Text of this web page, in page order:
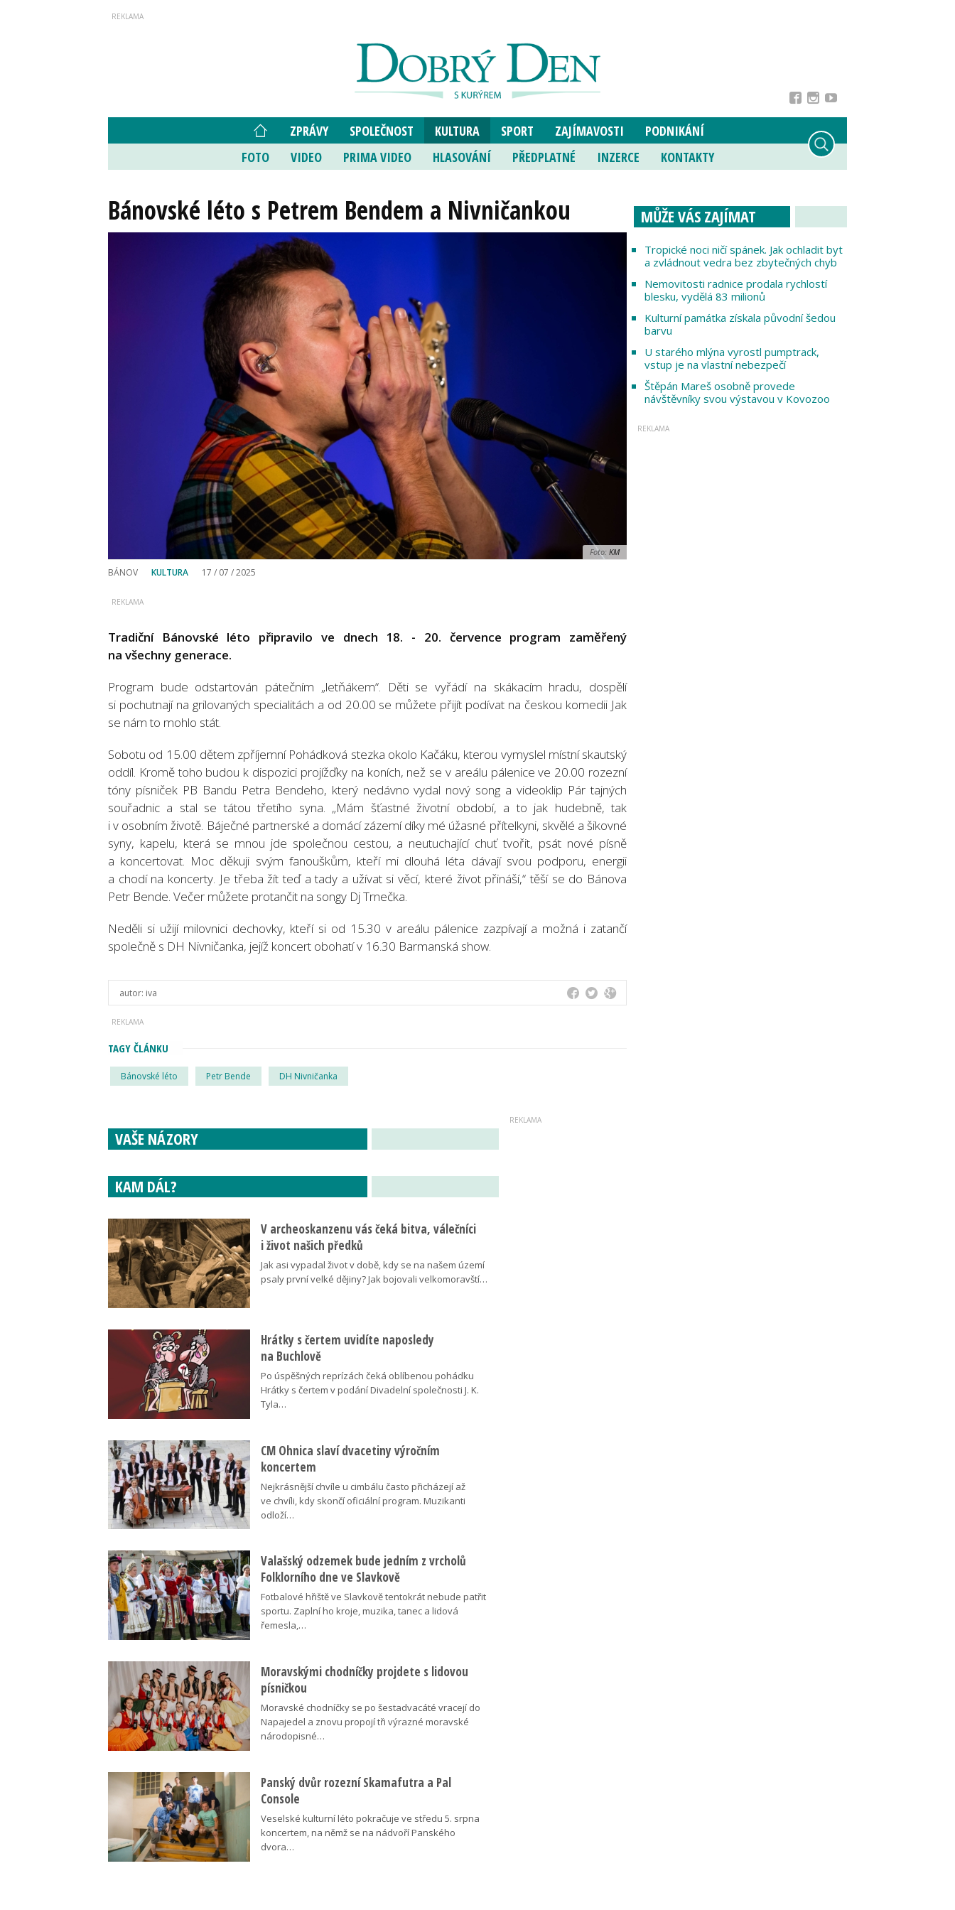
ZPRÁVY SPOLEČNOST KULTURA SPORT ZAJÍMAVOSTI
PODNIKÁNÍ
FOTO
VIDEO PRIMA VIDEO HLASOVÁNÍ PŘEDPLATNÉ INZERCE KONTAKTY
Bánovské léto s Petrem Bendem a Nivničankou
Foto: KM
BÁNOV KULTURA 17 / 07 / 2025
Tradiční Bánovské léto připravilo ve dnech 18. - 20. července program zaměřený
na všechny generace.
Program bude odstartován pátečním „letňákem“. Děti se vyřádí na skákacím hradu, dospělí
si pochutnají na grilovaných specialitách a od 20.00 se můžete přijít podívat na českou komedii Jak
se nám to mohlo stát.
Sobotu od 15.00 dětem zpříjemní Pohádková stezka okolo Kačáku, kterou vymyslel místní skautský
oddíl. Kromě toho budou k dispozici projížďky na koních, než se v areálu pálenice ve 20.00 rozezní
tóny písniček PB Bandu Petra Bendeho, který nedávno vydal nový song a videoklip Pár tajných
souřadnic a stal se tátou třetího syna. „Mám šťastné životní období, a to jak hudebně, tak
i v osobním životě. Báječné partnerské a domácí zázemí díky mé úžasné přítelkyni, skvělé a šikovné
syny, kapelu, která se mnou jde společnou cestou, a neutuchající chuť tvořit, psát nové písně
a koncertovat. Moc děkuji svým fanouškům, kteří mi dlouhá léta dávají svou podporu, energii
a chodí na koncerty. Je třeba žít teď a tady a užívat si věcí, které život přináší,“ těší se do Bánova
Petr Bende. Večer můžete protančit na songy Dj Trnečka.
Neděli si užijí milovnici dechovky, kteří si od 15.30 v areálu pálenice zazpívají a možná i zatančí
společně s DH Nivničanka, jejíž koncert obohatí v 16.30 Barmanská show.
autor: iva
TAGY ČLÁNKU
Bánovské léto Petr Bende DH Nivničanka
MŮŽE VÁS ZAJÍMAT
Tropické noci ničí spánek. Jak ochladit byt
a zvládnout vedra bez zbytečných chyb
Nemovitosti radnice prodala rychlostí
blesku, vydělá 83 milionů
Kulturní památka získala původní šedou
barvu
U starého mlýna vyrostl pumptrack,
vstup je na vlastní nebezpečí
Štěpán Mareš osobně provede
návštěvníky svou výstavou v Kovozoo
VAŠE NÁZORY
KAM DÁL?
V archeoskanzenu vás čeká bitva, válečníci
i život našich předků
Jak asi vypadal život v době, kdy se na našem území
psaly první velké dějiny? Jak bojovali velkomoravští…
Hrátky s čertem uvidíte naposledy
na Buchlově
Po úspěšných reprízách čeká oblíbenou pohádku
Hrátky s čertem v podání Divadelní společnosti J. K.
Tyla…
CM Ohnica slaví dvacetiny výročním
koncertem
Nejkrásnější chvíle u cimbálu často přicházejí až
ve chvíli, kdy skončí oficiální program. Muzikanti
odloží…
Valašský odzemek bude jedním z vrcholů
Folklorního dne ve Slavkově
Fotbalové hřiště ve Slavkově tentokrát nebude patřit
sportu. Zaplní ho kroje, muzika, tanec a lidová
řemesla,…
Moravskými chodníčky projdete s lidovou
písničkou
Moravské chodníčky se po šestadvacáté vracejí do
Napajedel a znovu propojí tři výrazné moravské
národopisné…
Panský dvůr rozezní Skamafutra a Pal
Console
Veselské kulturní léto pokračuje ve středu 5. srpna
koncertem, na němž se na nádvoří Panského
dvora…